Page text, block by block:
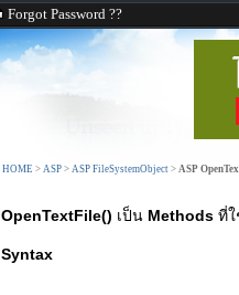
Forgot Password ??
HOME > ASP > ASP FileSystemObject > ASP
OpenTextFile() เป็น Methods ที่
Syntax